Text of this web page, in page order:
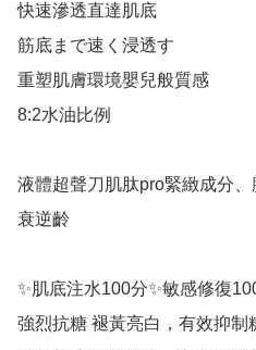
快速滲透直達肌底
筋底まで速く浸透す
重塑肌膚環境嬰兒般質感
8:2水油比例
液體超聲刀肌肽pro緊緻成分
衰逆齡
✨肌底注水100分✨敏感修復
強烈抗糖 褪黃亮白，有效抑